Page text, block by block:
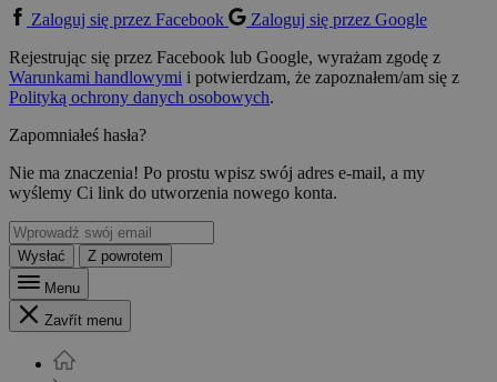
Zaloguj się przez Facebook
Zaloguj się przez Google
Rejestrując się przez Facebook lub Google, wyrażam zgodę z
Warunkami handlowymi i potwierdzam, że zapoznałem/am się z
Polityką ochrony danych osobowych.
Zapomniałeś hasła?
Nie ma znaczenia! Po prostu wpisz swój adres e-mail, a my
wyślemy Ci link do utworzenia nowego konta.
Wysłać
Z powrotem
Menu
Zavřít menu